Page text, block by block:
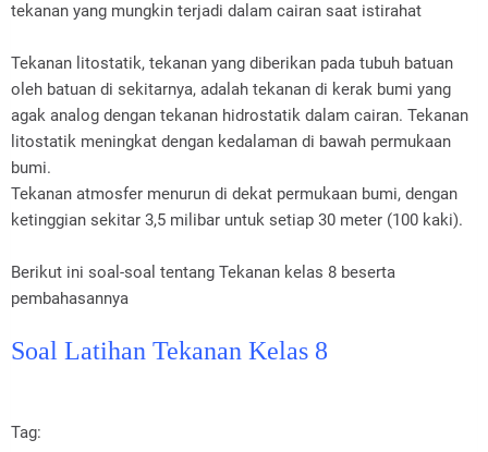
tekanan yang mungkin terjadi dalam cairan saat istirahat
Tekanan litostatik, tekanan yang diberikan pada tubuh batuan
oleh batuan di sekitarnya, adalah tekanan di kerak bumi yang
agak analog dengan tekanan hidrostatik dalam cairan. Tekanan
litostatik meningkat dengan kedalaman di bawah permukaan
bumi.
Tekanan atmosfer menurun di dekat permukaan bumi, dengan
ketinggian sekitar 3,5 milibar untuk setiap 30 meter (100 kaki).
Berikut ini soal-soal tentang Tekanan kelas 8 beserta
pembahasannya
Soal Latihan Tekanan Kelas 8
Tag: